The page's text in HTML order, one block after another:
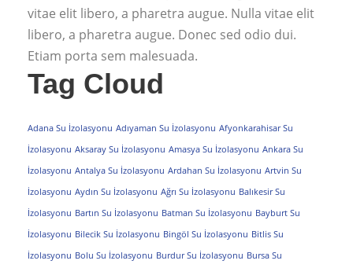
vitae elit libero, a pharetra augue. Nulla vitae elit
libero, a pharetra augue. Donec sed odio dui.
Etiam porta sem malesuada.
Tag Cloud
Adana Su İzolasyonu Adıyaman Su İzolasyonu Afyonkarahisar Su
İzolasyonu Aksaray Su İzolasyonu Amasya Su İzolasyonu Ankara Su
İzolasyonu Antalya Su İzolasyonu Ardahan Su İzolasyonu Artvin Su
İzolasyonu Aydın Su İzolasyonu Ağrı Su İzolasyonu Balıkesir Su
İzolasyonu Bartın Su İzolasyonu Batman Su İzolasyonu Bayburt Su
İzolasyonu Bilecik Su İzolasyonu Bingöl Su İzolasyonu Bitlis Su
İzolasyonu Bolu Su İzolasyonu Burdur Su İzolasyonu Bursa Su